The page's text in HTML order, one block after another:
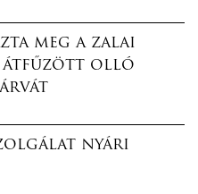
meg a zalai
átfűzött olló
nyári